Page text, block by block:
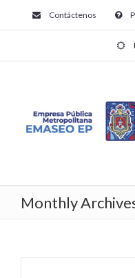
Contáctenos
Monthly